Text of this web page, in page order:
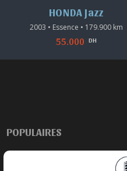
HONDA Jazz
2003 • Essence • 179.900 km
55.000 DH
POPULAIRES